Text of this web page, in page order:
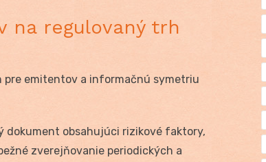
na regulovaný trh
emitentov a informačnú symetriu
dokument obsahujúci rizikové faktory,
zverejňovanie periodických a